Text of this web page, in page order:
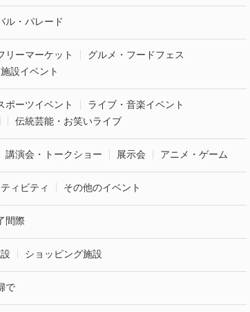
ル・パレード
リーマーケット
グルメ・フードフェス
設イベント
ポーツイベント
ライブ・音楽イベント
伝統芸能・お笑いライブ
講演会・トークショー 展示会 アニメ・ゲーム
ィビティ その他のイベント
間際
ショッピング施設
で